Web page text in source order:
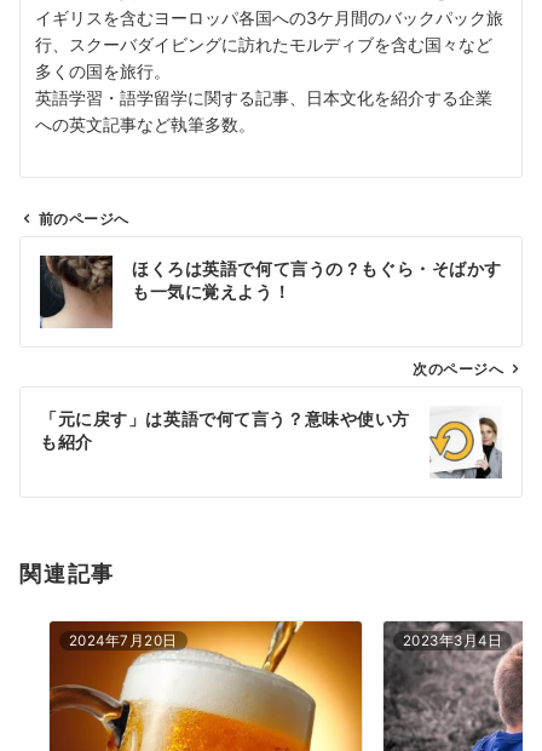
イギリスを含むヨーロッパ各国への3ケ月間のバックパック旅
行、スクーバダイビングに訪れたモルディブを含む国々など
多くの国を旅行。
英語学習・語学留学に関する記事、日本文化を紹介する企業
への英文記事など執筆多数。
ビ
ン
前のページへ
ほくろは英語で何て言うの？もぐら・そばかす
も一気に覚えよう！
次のページへ
「元に戻す」は英語で何て言う？意味や使い方
も紹介
関連記事
2024年7月20日 2023年3月4日